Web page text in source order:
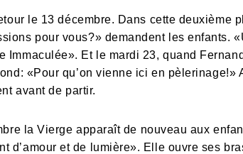
le 13 décembre. Dans cette deuxième
pour vous?» demandent les enfants.
Et le mardi 23, quand
«Pour qu’on vienne ici en pèlerinage!»
avant de partir.
la Vierge apparaît de nouveau aux
d’amour et de lumière». Elle ouvre ses